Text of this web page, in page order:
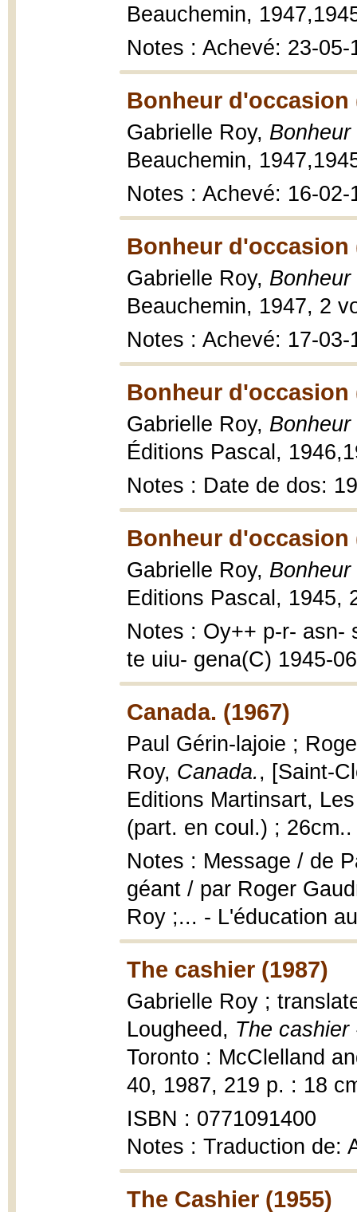
Beauchemin,
Notes : Achevé: 23-05-
Bonheur d'occasion
Gabrielle Roy,
Beauchemin,
Notes : Achevé: 16-02-
Bonheur d'occasion
Gabrielle Roy,
Beauchemin, 1947, 2
Notes : Achevé: 17-03-
Bonheur d'occasion
Gabrielle Roy,
Éditions Pascal,
Notes : Date de dos:
Bonheur d'occasion
Gabrielle Roy,
Editions Pascal, 1945,
Notes : Oy++ p-r- asn-
te uiu- gena(C) 1945-
Canada. (1967)
Paul Gérin-lajoie ;
Roy, Canada. , [Saint-
Editions Martinsart,
(part. en coul.) ; 26cm..
Notes : Message / de
géant / par Roger
Roy ;... - L'éducation
The cashier (1987)
Gabrielle Roy ;
Lougheed, The
Toronto : McClelland
40, 1987, 219 p. : 18
ISBN : 0771091400
Notes : Traduction de:
The Cashier (1955)